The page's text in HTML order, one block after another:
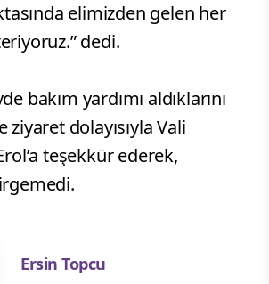
elimizden gelen her
dedi.
bakım yardımı aldıklarını
ziyaret dolayısıyla Vali
teşekkür ederek,
Ersin Topcu